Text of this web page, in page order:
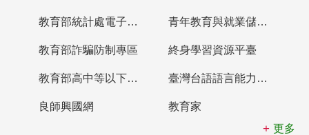
教育部統計處電子書櫃 青年教育與就業儲蓄帳戶
教育部詐騙防制專區 終身學習資源平臺
教育部高中等以下學校及幼兒園教師資格檢定考試 臺灣台語語言能力認證網站
良師興國網
教育家
更多